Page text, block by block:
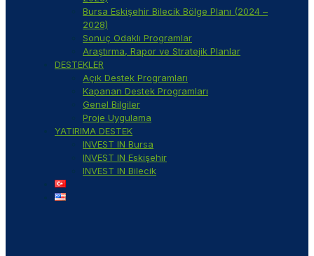
Bursa Eskişehir Bilecik Bölge Planı (2024 –
2028)
Sonuç Odaklı Programlar
Araştırma, Rapor ve Stratejik Planlar
DESTEKLER
Açık Destek Programları
Kapanan Destek Programları
Genel Bilgiler
Proje Uygulama
YATIRIMA DESTEK
INVEST IN Bursa
INVEST IN Eskişehir
INVEST IN Bilecik